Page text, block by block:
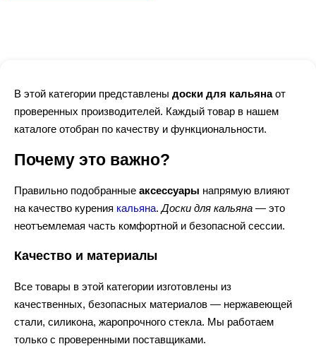
В этой категории представлены доски для кальянаот
проверенных производителей. Каждый товар в нашем
каталоге отобран по качеству и функциональности.
Почему это важно?
Правильно подобранные аксессуары напрямую влияют
на качество курения кальяна.Доски для кальяна — это
неотъемлемая часть комфортной и безопасной сессии.
Качество и материалы
Все товары в этой категории изготовлены из
качественных, безопасных материалов — нержавеющей
стали, силикона, жаропрочного стекла. Мы работаем
только с проверенными поставщиками.